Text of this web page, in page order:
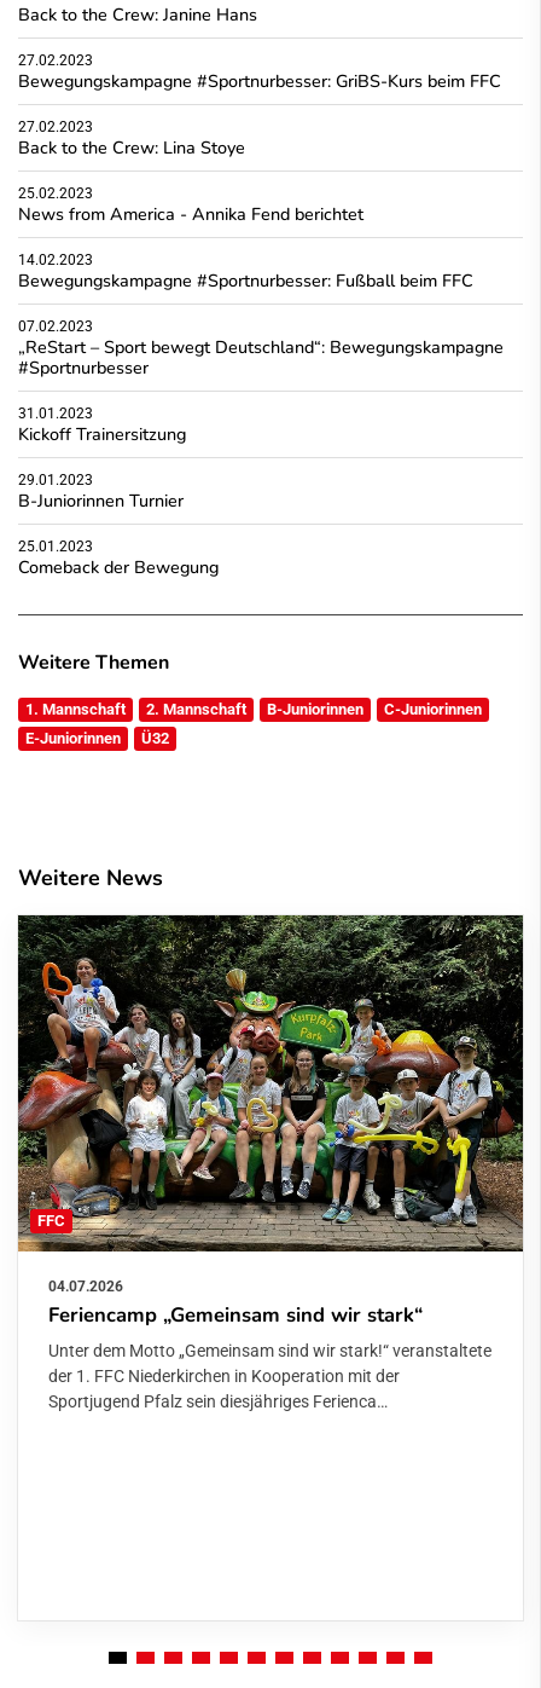
Back to the Crew: Janine Hans
27.02.2023
Bewegungskampagne #Sportnurbesser: GriBS-Kurs beim FFC
27.02.2023
Back to the Crew: Lina Stoye
25.02.2023
News from America - Annika Fend berichtet
14.02.2023
Bewegungskampagne #Sportnurbesser: Fußball beim FFC
07.02.2023
„ReStart – Sport bewegt Deutschland“: Bewegungskampagne
#Sportnurbesser
31.01.2023
Kickoff Trainersitzung
29.01.2023
B-Juniorinnen Turnier
25.01.2023
Comeback der Bewegung
Weitere Themen
1. Mannschaft 2. Mannschaft B-Juniorinnen
C-Juniorinnen
E-Juniorinnen
Ü32
Weitere News
FFC
04.07.2026
Feriencamp „Gemeinsam sind wir stark“
Unter dem Motto „Gemeinsam sind wir stark!“ veranstaltete
der 1. FFC Niederkirchen in Kooperation mit der
Sportjugend Pfalz sein diesjähriges Ferienca…